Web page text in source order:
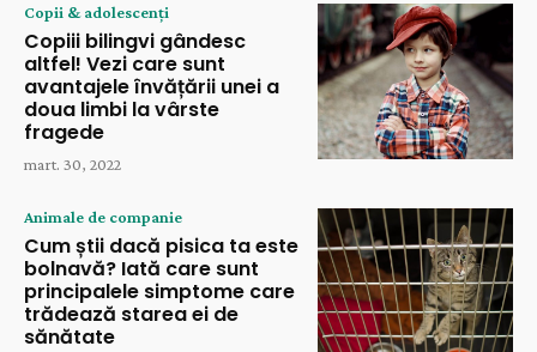
Copii & adolescenți
Copiii bilingvi gândesc
altfel! Vezi care sunt
avantajele învățării unei a
doua limbi la vârste
fragede
mart. 30, 2022
Animale de companie
Cum știi dacă pisica ta este
bolnavă? Iată care sunt
principalele simptome care
trădează starea ei de
sănătate